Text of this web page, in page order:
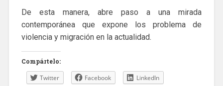
De esta manera, abre paso a una mirada
contemporánea que expone los problema de
violencia y migración en la actualidad.
Compártelo:
Twitter Facebook
LinkedIn